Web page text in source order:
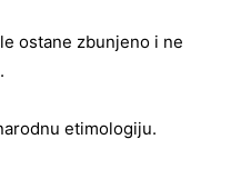
ostane zbunjeno i ne
etimologiju.